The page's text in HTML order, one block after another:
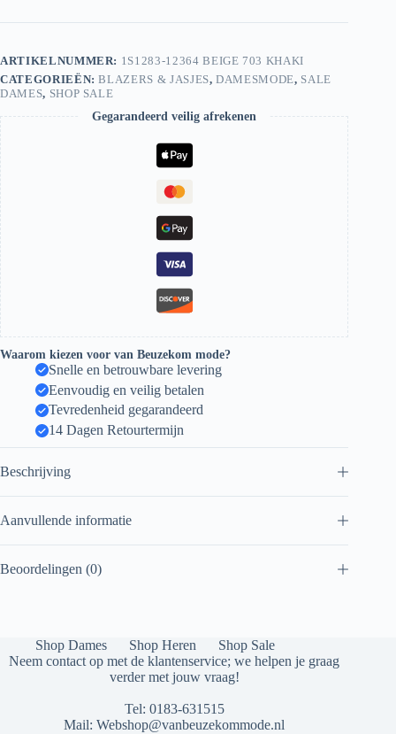
ARTIKELNUMMER: 1S1283-12364 BEIGE 703 KHAKI
CATEGORIEËN:BLAZERS & JASJES,DAMESMODE, SALE
DAMES, SHOP SALE
Gegarandeerd veilig afrekenen
Waarom kiezen voor van Beuzekom mode?
Snelle en betrouwbare levering
Eenvoudig en veilig betalen
Tevredenheid gegarandeerd
14 Dagen Retourtermijn
Beschrijving
Aanvullende informatie
Beoordelingen (0)
Shop Dames Shop Heren
Shop Sale
Neem contact op met de klantenservice; we helpen je graag
verder met jouw vraag!
Tel: 0183-631515
Mail:Webshop@vanbeuzekommode.nl